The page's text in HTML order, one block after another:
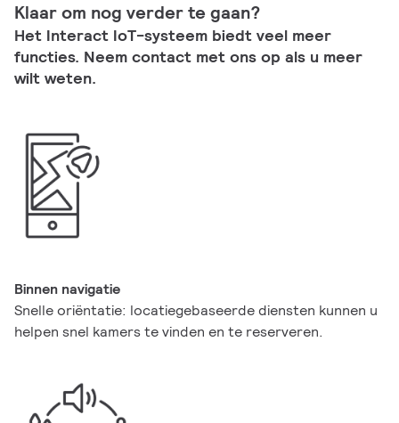
Klaar om nog verder te gaan?
Het Interact IoT-systeem biedt veel meer
functies. Neem contact met ons op als u meer
wilt weten.
Binnen navigatie
Snelle oriëntatie: locatiegebaseerde diensten kunnen u
helpen snel kamers te vinden en te reserveren.